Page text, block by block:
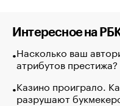
Интересное на
Насколько ваш
атрибутов
Казино проиграло.
разрушают